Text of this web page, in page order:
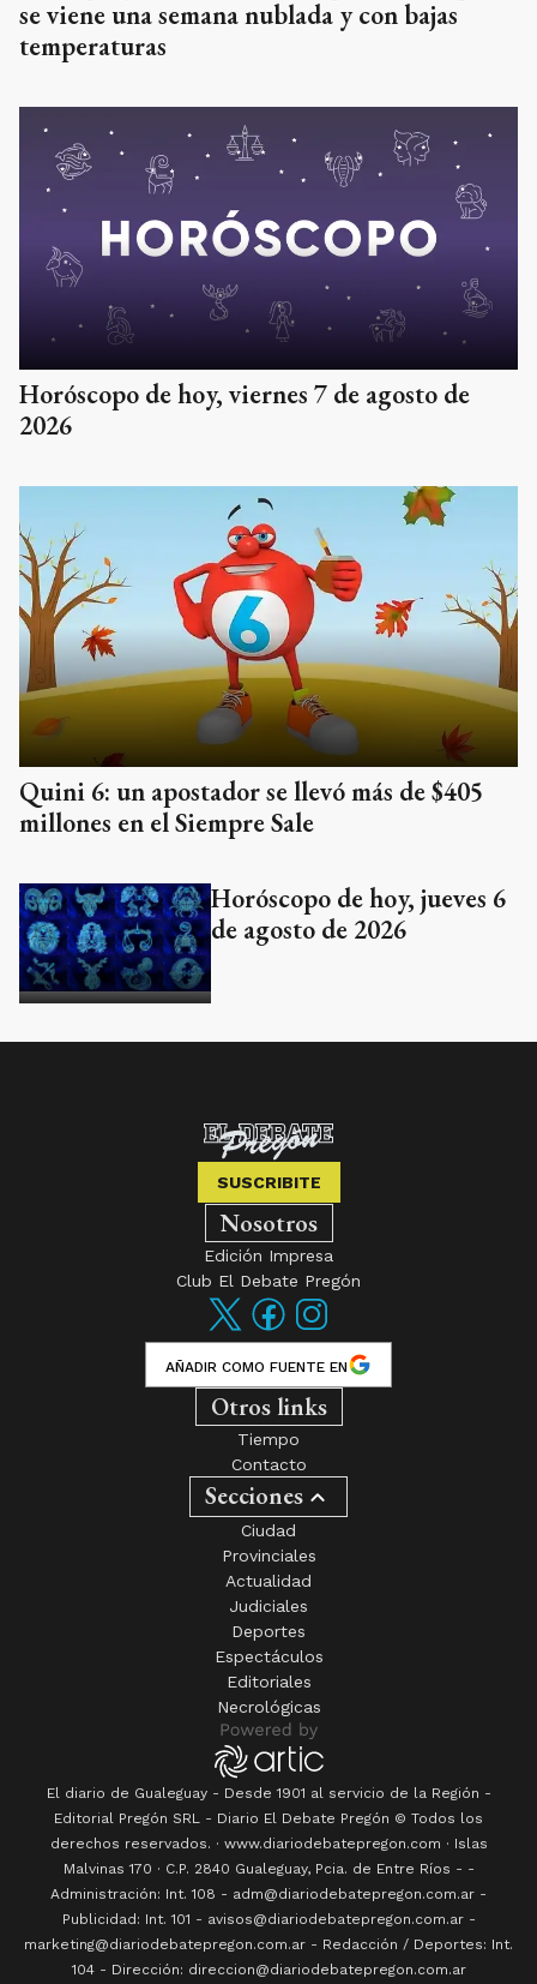
se viene una semana nublada y con bajas
temperaturas
Horóscopo de hoy, viernes 7 de agosto de
2026
Quini 6: un apostador se llevó más de $405
millones en el Siempre Sale
Horóscopo de hoy, jueves 6
de agosto de 2026
SUSCRIBITE
Nosotros
Edición Impresa
Club El Debate Pregón
AÑADIR COMO FUENTE EN
Otros links
Tiempo
Contacto
Secciones
Ciudad
Provinciales
Actualidad
Judiciales
Deportes
Espectáculos
Editoriales
Necrológicas
El diario de Gualeguay - Desde 1901 al servicio de la Región -
Editorial Pregón SRL - Diario El Debate Pregón © Todos los
derechos reservados. · www.diariodebatepregon.com · Islas
Malvinas 170 · C.P. 2840 Gualeguay, Pcia. de Entre Ríos - -
Administración: Int. 108 - adm@diariodebatepregon.com.ar -
Publicidad: Int. 101 - avisos@diariodebatepregon.com.ar -
marketing@diariodebatepregon.com.ar - Redacción / Deportes: Int.
104 - Dirección: direccion@diariodebatepregon.com.ar